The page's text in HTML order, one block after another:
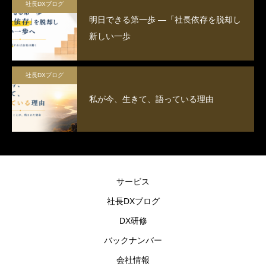
社長DXブログ
明日できる第一歩 ―「社長依存を脱却し
新しい一歩
社長DXブログ
私が今、生きて、語っている理由
サービス
社長DXブログ
DX研修
バックナンバー
会社情報